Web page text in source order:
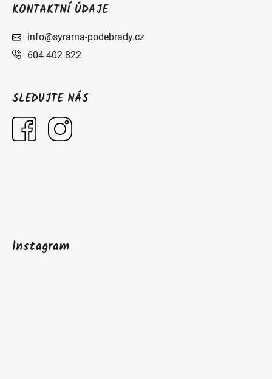
KONTAKTNÍ ÚDAJE
info@syrarna-podebrady.cz
604 402 822
SLEDUJTE NÁS
Instagram